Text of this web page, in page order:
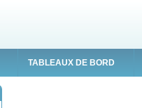
TABLEAUX DE BORD